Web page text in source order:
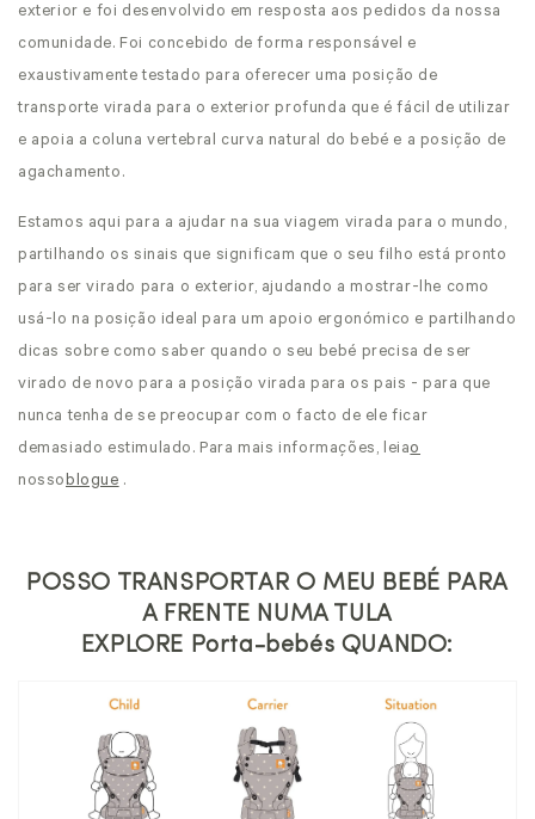
exterior e foi desenvolvido em resposta aos pedidos da nossa
comunidade. Foi concebido de forma responsável e
exaustivamente testado para oferecer uma posição de
transporte virada para o exterior profunda que é fácil de utilizar
e apoia a coluna vertebral curva natural do bebé e a posição de
agachamento.
Estamos aqui para a ajudar na sua viagem virada para o mundo,
partilhando os sinais que significam que o seu filho está pronto
para ser virado para o exterior, ajudando a mostrar-lhe como
usá-lo na posição ideal para um apoio ergonómico e partilhando
dicas sobre como saber quando o seu bebé precisa de ser
virado de novo para a posição virada para os pais - para que
nunca tenha de se preocupar com o facto de ele ficar
demasiado estimulado. Para mais informações, leiao
nossoblogue .
POSSO TRANSPORTAR O MEU BEBÉ PARA
A FRENTE NUMA TULA
EXPLORE Porta-bebés QUANDO: